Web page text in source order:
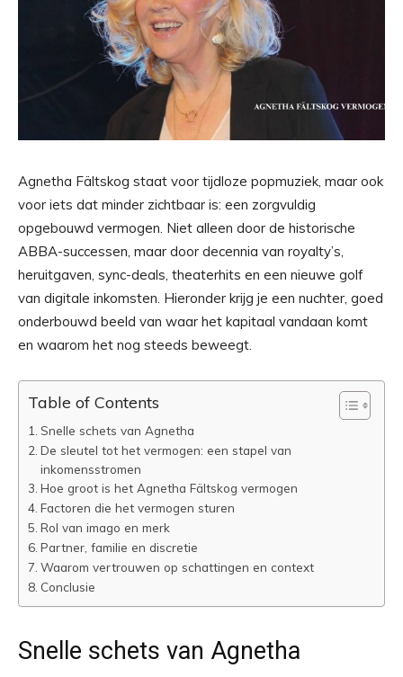
Agnetha Fältskog staat voor tijdloze popmuziek, maar ook
voor iets dat minder zichtbaar is: een zorgvuldig
opgebouwd vermogen. Niet alleen door de historische
ABBA-successen, maar door decennia van royalty’s,
heruitgaven, sync-deals, theaterhits en een nieuwe golf
van digitale inkomsten. Hieronder krijg je een nuchter, goed
onderbouwd beeld van waar het kapitaal vandaan komt
en waarom het nog steeds beweegt.
Table of Contents
Snelle schets van Agnetha
De sleutel tot het vermogen: een stapel van
inkomensstromen
Hoe groot is het Agnetha Fältskog vermogen
Factoren die het vermogen sturen
Rol van imago en merk
Partner, familie en discretie
Waarom vertrouwen op schattingen en context
Conclusie
Snelle schets van Agnetha